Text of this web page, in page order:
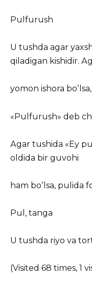
Pulfurush
U tushda agar
qiladigan kishidir.
yomon ishora
«Pulfurush» deb
Аgar tushida «Ey
oldida bir guvohi
ham boʼlsa, pulida
Pul, tanga
U tushda riyo va
(Visited 68 times, 1